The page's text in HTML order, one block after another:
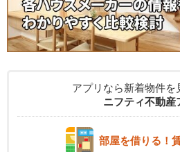
アプリなら新着物件を
ニフティ不動産
部屋を借りる！